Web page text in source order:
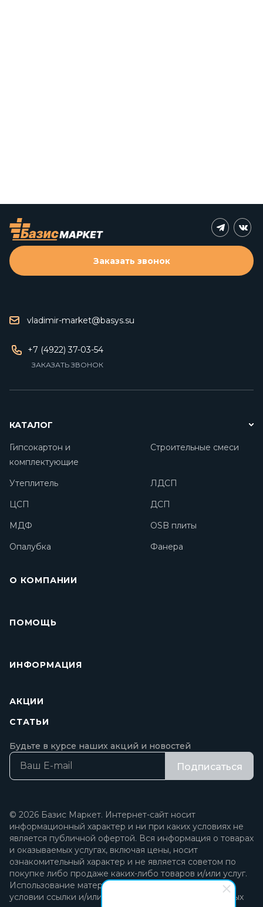
vladimir-market@basys.su
+7 (4922) 37-03-54
ЗАКАЗАТЬ ЗВОНОК
Заказать звонок
КАТАЛОГ
Гипсокартон и
комплектующие
Строительные смеси
Утеплитель
ЛДСП
ЦСП
ДСП
МДФ
OSB плиты
Опалубка
Фанера
О КОМПАНИИ
ПОМОЩЬ
ИНФОРМАЦИЯ
АКЦИИ
СТАТЬИ
Будьте в курсе наших акций и новостей
Подписаться
© 2026 Базис Маркет. Интернет-сайт носит
информационный характер и ни при каких условиях не
является публичной офертой. Вся информация о товарах
и оказываемых услугах, включая цены, носит
ознакомительный характер и не является советом по
покупке либо продаже каких-либо товаров и/или услуг.
Использование материалов разрешается только при
условии ссылки и/или прямой открытой для поисковых